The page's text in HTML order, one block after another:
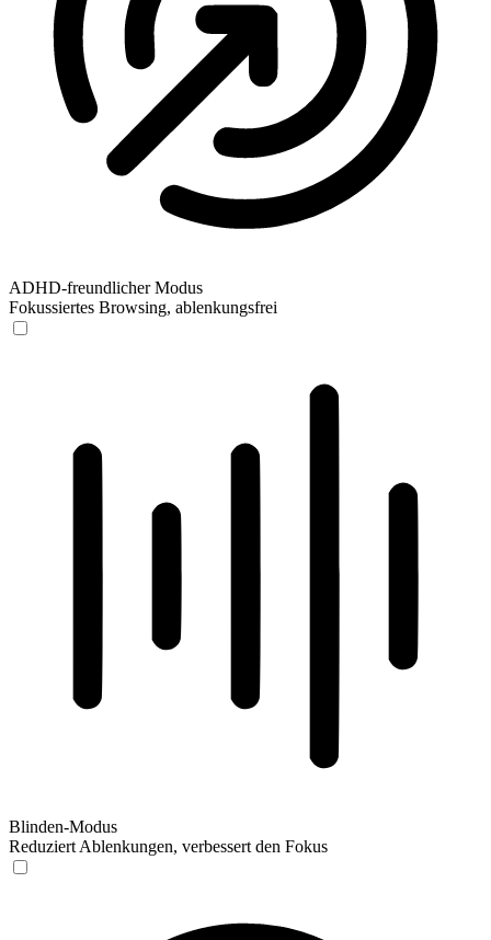
ADHD-freundlicher Modus
Fokussiertes Browsing, ablenkungsfrei
Blinden-Modus
Reduziert Ablenkungen, verbessert den Fokus